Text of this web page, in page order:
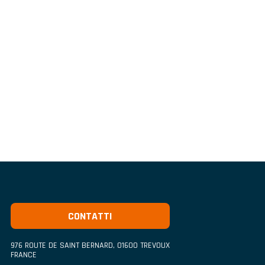
CONTATTI
976 ROUTE DE SAINT BERNARD, 01600 TREVOUX
FRANCE